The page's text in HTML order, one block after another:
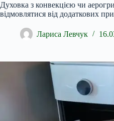
Духовка з конвекцією чи
відмовлятися від додаткових
Лариса Левчук